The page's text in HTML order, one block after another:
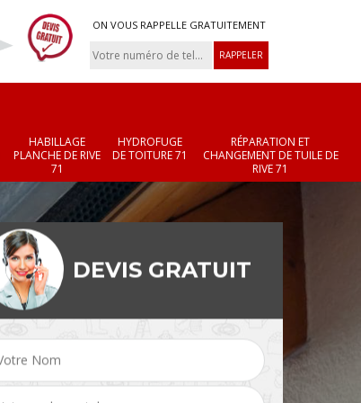
ON VOUS RAPPELLE GRATUITEMENT
HABILLAGE
PLANCHE DE RIVE
71
HYDROFUGE
DE TOITURE 71
RÉPARATION ET
CHANGEMENT DE TUILE DE
RIVE 71
Changement de velux
71
Réparation et
changement de
et faîtage 71
DEVIS GRATUIT